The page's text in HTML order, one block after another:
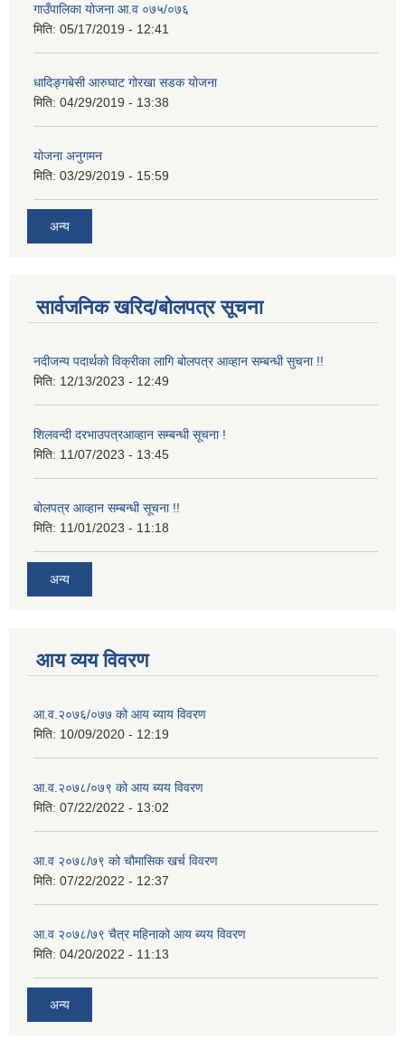
गाउँपालिका योजना आ.व ०७५/०७६
मिति: 05/17/2019 - 12:41
धादिङ्गबेसी आरुघाट गोरखा सडक योजना
मिति: 04/29/2019 - 13:38
योजना अनुगमन
मिति: 03/29/2019 - 15:59
अन्य
सार्वजनिक खरिद/बोलपत्र सूचना
नदीजन्य पदार्थको विक्रीका लागि बोलपत्र आव्हान सम्बन्धी सुचना !!
मिति: 12/13/2023 - 12:49
शिलवन्दी दरभाउपत्रआव्हान सम्बन्धी सूचना !
मिति: 11/07/2023 - 13:45
बोलपत्र आव्हान सम्बन्धी सूचना !!
मिति: 11/01/2023 - 11:18
अन्य
आय व्यय विवरण
आ.व.२०७६/०७७ को आय ब्याय विवरण
मिति: 10/09/2020 - 12:19
आ.व.२०७८/०७९ को आय ब्यय विवरण
मिति: 07/22/2022 - 13:02
आ.व २०७८/७९ को चौमासिक खर्च विवरण
मिति: 07/22/2022 - 12:37
आ.व २०७८/७९ चैत्र महिनाको आय ब्यय विवरण
मिति: 04/20/2022 - 11:13
अन्य